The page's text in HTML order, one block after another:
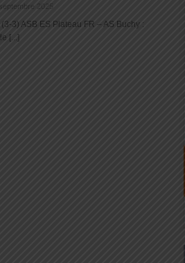
2025
3) ASB ES Plateau FR – AS Buchy :
[...]